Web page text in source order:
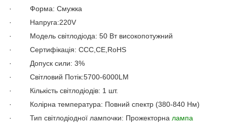
· Форма: Смужка
· Напруга:220V
· Модель світлодіода: 50 Вт високопотужний
· Сертифікація: CCC,CE,RoHS
· Допуск сили: 3%
· Світловий Потік:5700-6000LM
· Кількість світлодіодів: 1 шт.
· Колірна температура: Повний спектр (380-840 Нм)
· Тип світлодіодної лампочки: Прожекторна лампа